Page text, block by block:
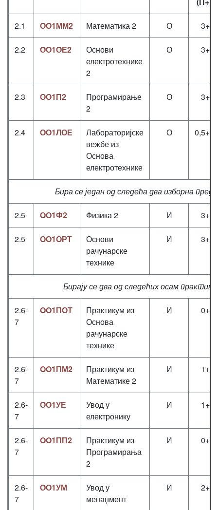
2.1 ОО1ММ2 Математика 2 О
2.2 ОО1ОЕ2
Основи
електротехнике
2
О
2.3 ОО1П2
Програмирање
2
О
2.4 ОО1ЛОЕ
Лабораторијске
вежбе из
Основа
електротехнике
О
Бира се један од следећа два изборна
2.5 ОО1Ф2 Физика 2 И
2.5 ОО1ОРТ
Основи
рачунарске
технике
И
Бирају се два од следећих осам
2.6-
7
OO1ПОT
Практикум из
Основа
рачунарске
технике
И
2.6-
7
OO1ПМ2
Практикум из
Математике 2
И
2.6-
7
ОО1УЕ
Увод у
електронику
И
2.6-
7
OO1ПП2
Практикум из
Програмирања
2
И
2.6-
7
ОО1УМ
Увод у
менаџмент
И